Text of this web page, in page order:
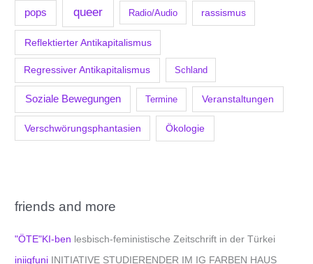
pops queer Radio/Audio rassismus
Reflektierter Antikapitalismus
Regressiver Antikapitalismus Schland
Soziale Bewegungen Termine Veranstaltungen
Verschwörungsphantasien Ökologie
friends and more
"ÖTE"KI-ben lesbisch-feministische Zeitschrift in der Türkei
iniigfuni INITIATIVE STUDIERENDER IM IG FARBEN HAUS